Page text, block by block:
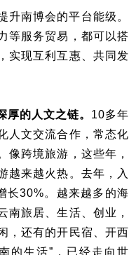
升南博会的平台能级。
等服务贸易，都可以搭
实现互利互惠、共同发
厚的人文之链。 10多年
人文交流合作，常态化
像跨境旅游，这些年，
越来越火热。去年，入
长30%。越来越多的海
南旅居、生活、创业，
，还有的开民宿、开西
的生活”，已经走向世